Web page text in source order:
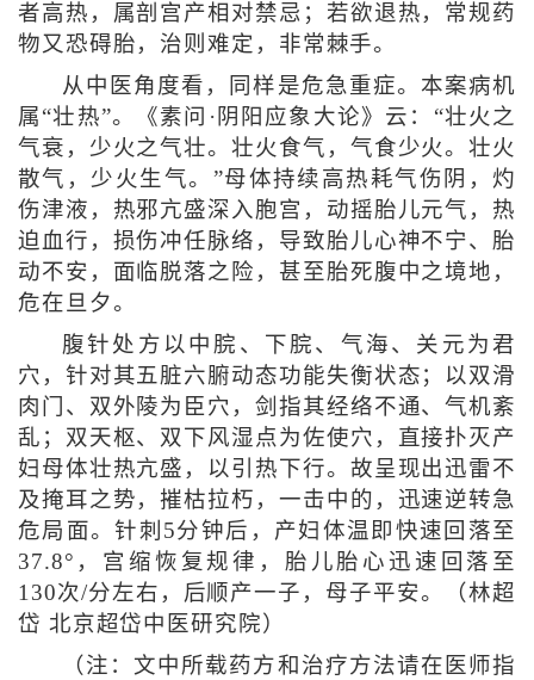
者高热，属剖宫产相对禁忌；若欲退热，常规药
物又恐碍胎，治则难定，非常棘手。
从中医角度看，同样是危急重症。本案病机
属“壮热”。《素问·阴阳应象大论》云：“壮火之
气衰，少火之气壮。壮火食气，气食少火。壮火
散气，少火生气。”母体持续高热耗气伤阴，灼
伤津液，热邪亢盛深入胞宫，动摇胎儿元气，热
迫血行，损伤冲任脉络，导致胎儿心神不宁、胎
动不安，面临脱落之险，甚至胎死腹中之境地，
危在旦夕。
腹针处方以中脘、下脘、气海、关元为君
穴，针对其五脏六腑动态功能失衡状态；以双滑
肉门、双外陵为臣穴，剑指其经络不通、气机紊
乱；双天枢、双下风湿点为佐使穴，直接扑灭产
妇母体壮热亢盛，以引热下行。故呈现出迅雷不
及掩耳之势，摧枯拉朽，一击中的，迅速逆转急
危局面。针刺5分钟后，产妇体温即快速回落至
37.8°，宫缩恢复规律，胎儿胎心迅速回落至
130次/分左右，后顺产一子，母子平安。（林超
岱 北京超岱中医研究院 ）
（注：文中所载药方和治疗方法请在医师指